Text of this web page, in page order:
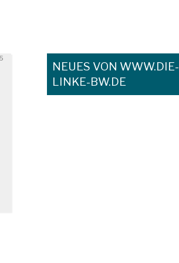
NEUES VON WWW.DIE-
LINKE-BW.DE